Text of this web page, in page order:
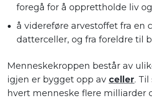
foregå for å opprettholde liv
å videreføre arvestoffet fra en
datterceller, og fra foreldre til
Menneskekroppen består av
igjen er bygget opp av celler.
hvert menneske flere milliarder